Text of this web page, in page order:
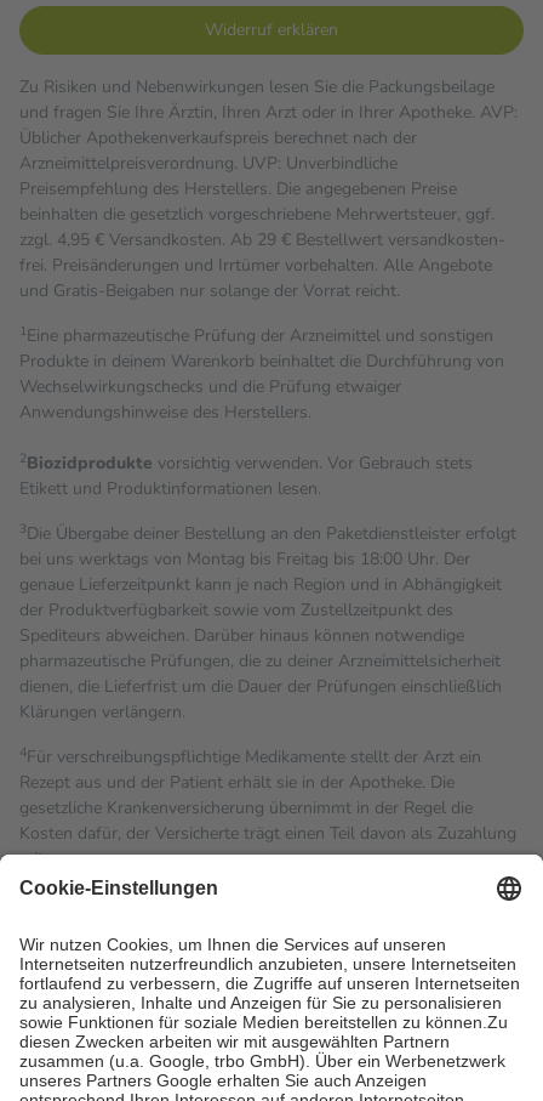
Widerruf erklären
Zu Risiken und Nebenwirkungen lesen Sie die Packungsbeilage
und fragen Sie Ihre Ärztin, Ihren Arzt oder in Ihrer Apotheke. AVP:
Üblicher Apothekenverkaufspreis berechnet nach der
Arzneimittelpreisverordnung. UVP: Unverbindliche
Preisempfehlung des Herstellers. Die angegebenen Preise
beinhalten die gesetzlich vorgeschriebene Mehrwertsteuer, ggf.
zzgl. 4,95 € Versandkosten. Ab 29 € Bestell­wert versand­kosten­
frei. Preisänderungen und Irrtümer vorbehalten. Alle Angebote
und Gratis-Beigaben nur solange der Vorrat reicht.
1Eine pharmazeutische Prüfung der Arzneimittel und sonstigen
Produkte in deinem Warenkorb beinhaltet die Durchführung von
Wechselwirkungschecks und die Prüfung etwaiger
Anwendungshinweise des Herstellers.
2Biozidprodukte vorsichtig verwenden. Vor Gebrauch stets
Etikett und Produktinformationen lesen.
3Die Übergabe deiner Bestellung an den Paketdienstleister erfolgt
bei uns werktags von Montag bis Freitag bis 18:00 Uhr. Der
genaue Lieferzeitpunkt kann je nach Region und in Abhängigkeit
der Produktverfügbarkeit sowie vom Zustellzeitpunkt des
Spediteurs abweichen. Darüber hinaus können notwendige
pharmazeutische Prüfungen, die zu deiner Arzneimittelsicherheit
dienen, die Lieferfrist um die Dauer der Prüfungen einschließlich
Klärungen verlängern.
4Für verschreibungspflichtige Medikamente stellt der Arzt ein
Rezept aus und der Patient erhält sie in der Apotheke. Die
gesetzliche Krankenversicherung übernimmt in der Regel die
Kosten dafür, der Versicherte trägt einen Teil davon als Zuzahlung
mit.
Grundsätzlich leisten Mitglieder Zuzahlungen in Höhe von zehn
höchstens zehn Euro.
Es sind jedoch nie mehr als die
tatsächlichen Kosten der Leistung zu entrichten.
Diese Regeln gelten grundsätzlich auch für Online-Apotheken.
Bei Heilmitteln und häuslicher Krankenpflege beträgt die
Zuzahlung zehn Prozent der Kosten sowie zehn Euro je
Verordnung.
Um das Engagement der Versicherten für ihre eigene Gesundheit